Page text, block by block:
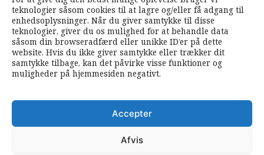
teknologier såsom cookies til at lagre og/eller få adgang til
enhedsoplysninger. Når du giver samtykke til disse
teknologier, giver du os mulighed for at behandle data
såsom din browseradfærd eller unikke ID’er på dette
website. Hvis du ikke giver samtykke eller trækker dit
samtykke tilbage, kan det påvirke visse funktioner og
muligheder på hjemmesiden negativt.
Accepter
Afvis
SOUNDCLOUD RSS FEEDS
FØLG ARBEJDEREN